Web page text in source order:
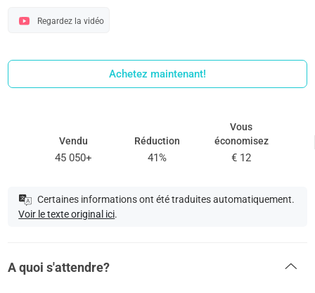
Regardez la vidéo
Achetez maintenant!
Vendu
45 050+
Réduction
41%
Vous
économisez
€ 12
Certaines informations ont été traduites automatiquement.
Voir le texte original ici.
A quoi s'attendre?